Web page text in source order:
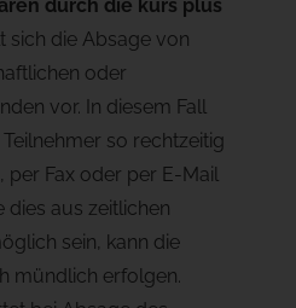
durch die kurs plus
sich die Absage von
oder
vor. In diesem Fall
so rechtzeitig
per Fax oder per E-Mail
dies aus zeitlichen
sein, kann die
mündlich erfolgen.